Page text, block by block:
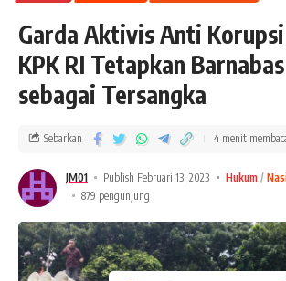
Garda Aktivis Anti
KPK RI Tetapkan
sebagai Tersangka
JM01 Publish Februari 13, 2023 Hukum
879 pengunjung
Sebarkan 4 menit